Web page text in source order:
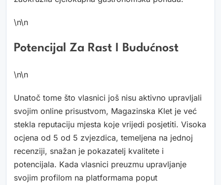
\n\n
Potencijal Za Rast I Budućnost
\n\n
Unatoč tome što vlasnici još nisu aktivno upravljali
svojim online prisustvom, Magazinska Klet je već
stekla reputaciju mjesta koje vrijedi posjetiti. Visoka
ocjena od 5 od 5 zvjezdica, temeljena na jednoj
recenziji, snažan je pokazatelj kvalitete i
potencijala. Kada vlasnici preuzmu upravljanje
svojim profilom na platformama poput